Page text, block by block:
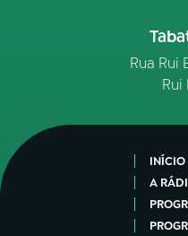
Rua Rui
Rui
INÍCIO
A